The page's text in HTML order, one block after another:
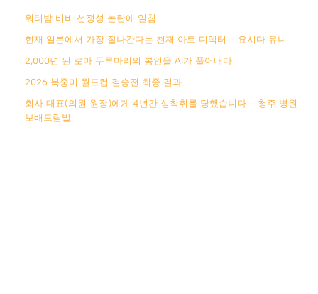
워터밤 비비 선정성 논란에 일침
현재 일본에서 가장 잘나간다는 천재 아트 디렉터 – 요시다 유니
2,000년 된 로마 두루마리의 봉인을 AI가 풀어내다
2026 북중미 월드컵 결승전 최종 결과
회사 대표(의원 원장)에게 4년간 성착취를 당했습니다 – 청주 병원
보배드림발